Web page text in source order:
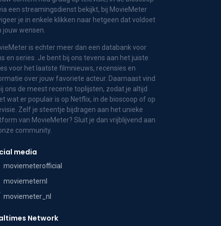
een streamingsdienst bekijkt, bij MovieMeter
je in enkele klikken naar hetgeen dat voldoet
jouw wensen.
is echter meer dan een databank voor
en series. Je bent bij ons tevens aan het juiste
voor het laatste filmnieuws, recensies en
over jouw favoriete acteur. Daarnaast vind
ons de meest recente toplijsten, zodat je altijd
wat er populair is op Netflix, in de bioscoop of op
Zelf je steentje bijdragen aan het unieke
van MovieMeter? Sluit je dan vrijblijvend aan
community.
media
moviemeterofficial
moviemeternl
moviemeter_nl
Network